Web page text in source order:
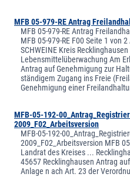
MFB 05-979-RE Antrag
MFB 05-979-RE Antrag
MFB 05-979-RE F00 Seite 1 von 2
SCHWEINE Kreis
Lebensmittelüberwachung Am
Antrag auf Genehmigung zur
ständigem Zugang ins Freie
Genehmigung einer
MFB-05-192-
2009_F02_Arbeitsversion
MFB-05-192-
2009_F02_Arbeitsversion MFB
Landrat des Kreises ...
45657 Recklinghausen Antrag
Anlage n ach Art. 23 der